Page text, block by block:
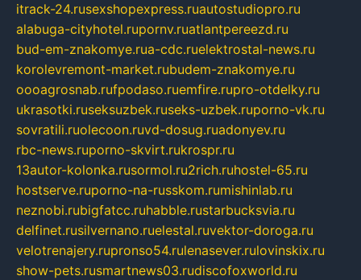
itrack-24.rusexshopexpress.ruautostudiopro.ru
alabuga-cityhotel.rupornv.ruatlantpereezd.ru
bud-em-znakomye.rua-cdc.ruelektrostal-news.ru
korolevremont-market.rubudem-znakomye.ru
oooagrosnab.rufpodaso.ruemfire.rupro-otdelky.ru
ukrasotki.ruseksuzbek.ruseks-uzbek.ruporno-vk.ru
sovratili.ruolecoon.ruvd-dosug.ruadonyev.ru
rbc-news.ruporno-skvirt.rukrospr.ru
13autor-kolonka.rusormol.ru2rich.ruhostel-65.ru
hostserve.ruporno-na-russkom.rumishinlab.ru
neznobi.rubigfatcc.ruhabble.rustarbucksvia.ru
delfinet.rusilvernano.ruelestal.ruvektor-doroga.ru
velotrenajery.rupronso54.rulenasever.rulovinskix.ru
show-pets.rusmartnews03.rudiscofoxworld.ru